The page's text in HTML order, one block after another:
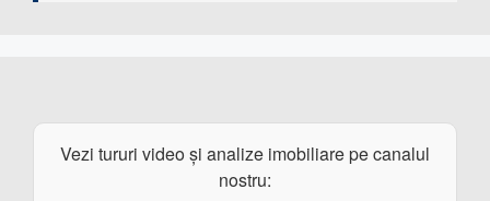
Vezi tururi video și analize imobiliare pe canalul
nostru: